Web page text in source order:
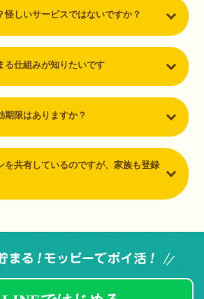
怪しいサービスではないですか？
る仕組みが知りたいです
期限はありますか？
を共有しているのですが、家族も登録